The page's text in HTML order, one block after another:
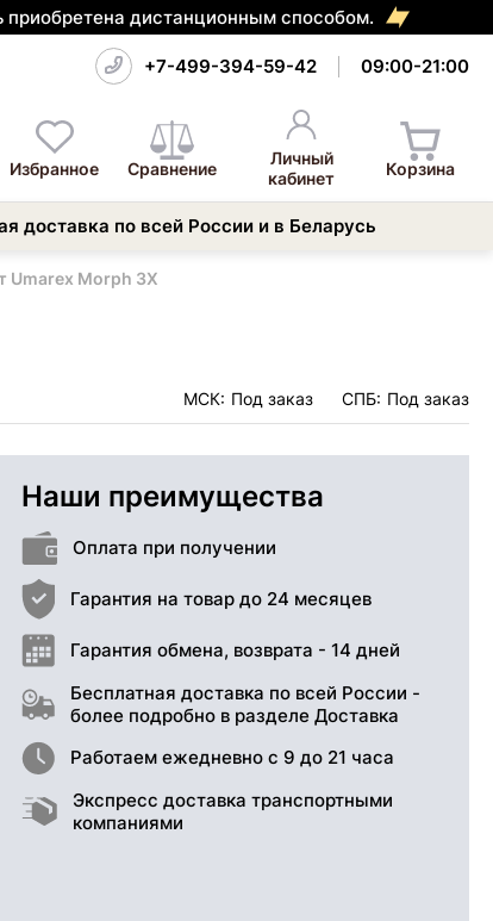
приобретена дистанционным способом.
+7-499-394-59-42 09:00-21:00
Избранное Сравнение
Личный
кабинет
Корзина
доставка по всей России и в Беларусь
Umarex Morph 3X
МСК: Под заказ СПБ: Под заказ
Наши преимущества
Оплата при получении
Гарантия на товар до 24 месяцев
Гарантия обмена, возврата - 14 дней
Бесплатная доставка по всей России -
более подробно в разделе Доставка
Работаем ежедневно с 9 до 21 часа
Экспресс доставка транспортными
компаниями